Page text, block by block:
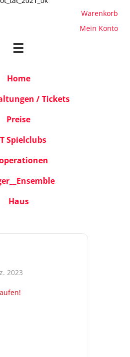
Warenkorb
Mein Konto
Home
/ Tickets
Preise
Spielclubs
Haus
2023